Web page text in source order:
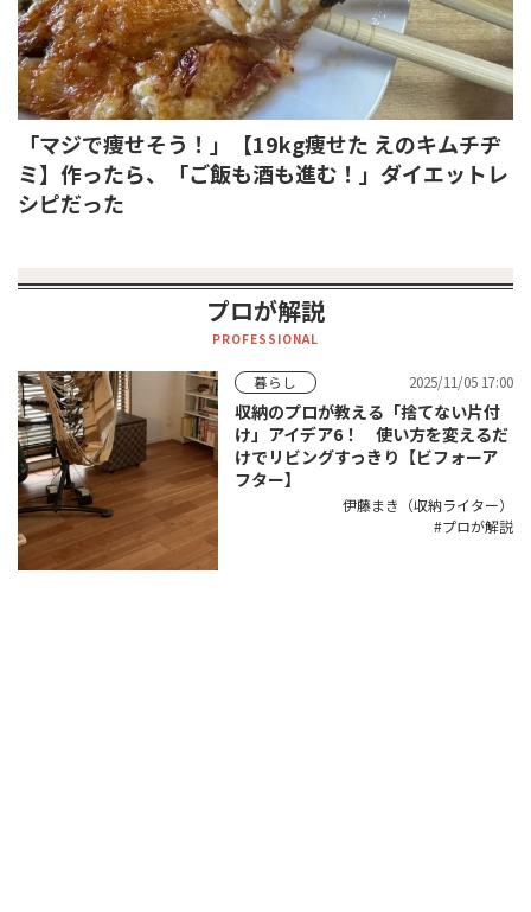
「マジで痩せそう！」【19kg痩せた えのキムチヂ
ミ】作ったら、「ご飯も酒も進む！」ダイエットレ
シピだった
プロが解説
PROFESSIONAL
暮らし 2025/11/05 17:00
収納のプロが教える「捨てない片付
け」アイデア6！ 使い方を変えるだ
けでリビングすっきり【ビフォーア
フター】
伊藤まき（収納ライター）
プロが解説